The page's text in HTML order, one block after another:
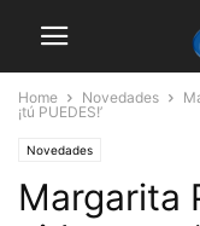
Home Novedades
¡tú PUEDES!’
Novedades
Margarita